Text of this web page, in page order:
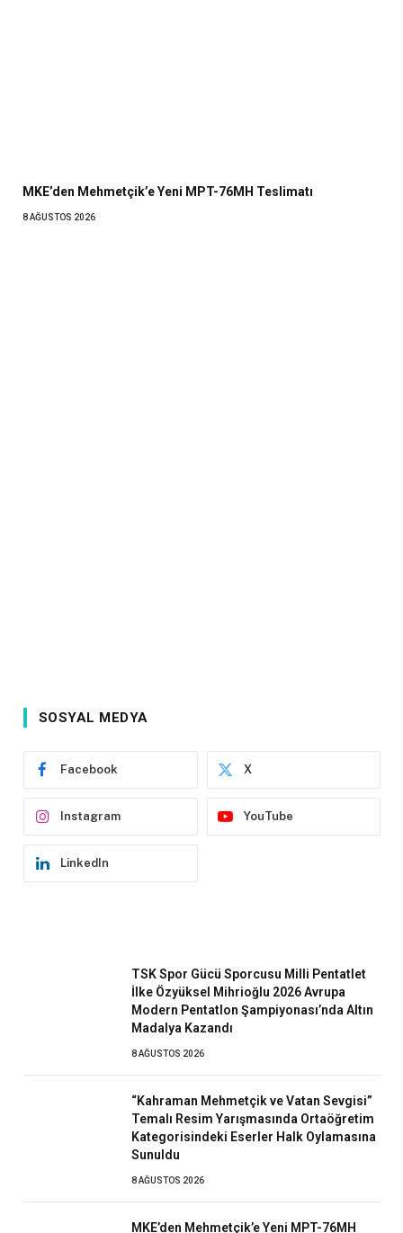
MKE’den Mehmetçik’e Yeni MPT-76MH Teslimatı
8 AĞUSTOS 2026
SOSYAL MEDYA
Facebook X
Instagram YouTube
LinkedIn
TSK Spor Gücü Sporcusu Milli Pentatlet
İlke Özyüksel Mihrioğlu 2026 Avrupa
Modern Pentatlon Şampiyonası’nda Altın
Madalya Kazandı
8 AĞUSTOS 2026
“Kahraman Mehmetçik ve Vatan Sevgisi”
Temalı Resim Yarışmasında Ortaöğretim
Kategorisindeki Eserler Halk Oylamasına
Sunuldu
8 AĞUSTOS 2026
MKE’den Mehmetçik’e Yeni MPT-76MH